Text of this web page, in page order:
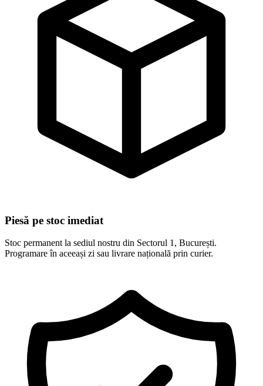
Piesă pe stoc imediat
Stoc permanent la sediul nostru din Sectorul 1, București.
Programare în aceeași zi sau livrare națională prin curier.